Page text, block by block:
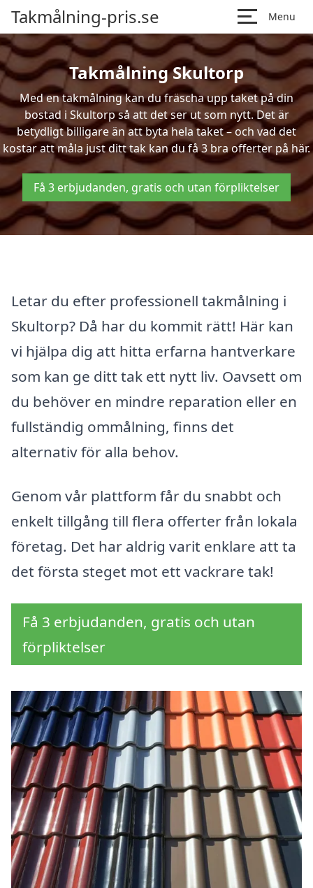
Takmålning-pris.se Menu
Takmålning Skultorp
Med en takmålning kan du fräscha upp taket på din
bostad i Skultorp så att det ser ut som nytt. Det är
betydligt billigare än att byta hela taket – och vad det
kostar att måla just ditt tak kan du få 3 bra offerter på här.
Få 3 erbjudanden, gratis och utan förpliktelser
Letar du efter professionell takmålning i
Skultorp? Då har du kommit rätt! Här kan
vi hjälpa dig att hitta erfarna hantverkare
som kan ge ditt tak ett nytt liv. Oavsett om
du behöver en mindre reparation eller en
fullständig ommålning, finns det
alternativ för alla behov.
Genom vår plattform får du snabbt och
enkelt tillgång till flera offerter från lokala
företag. Det har aldrig varit enklare att ta
det första steget mot ett vackrare tak!
Få 3 erbjudanden, gratis och utan
förpliktelser